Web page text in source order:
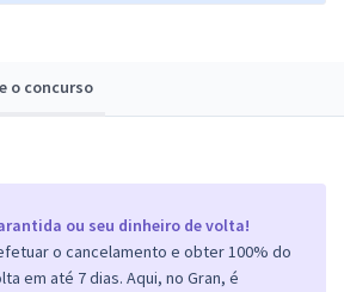
o concurso
ou seu dinheiro de volta!
o cancelamento e obter 100% do
em até 7 dias. Aqui, no Gran, é